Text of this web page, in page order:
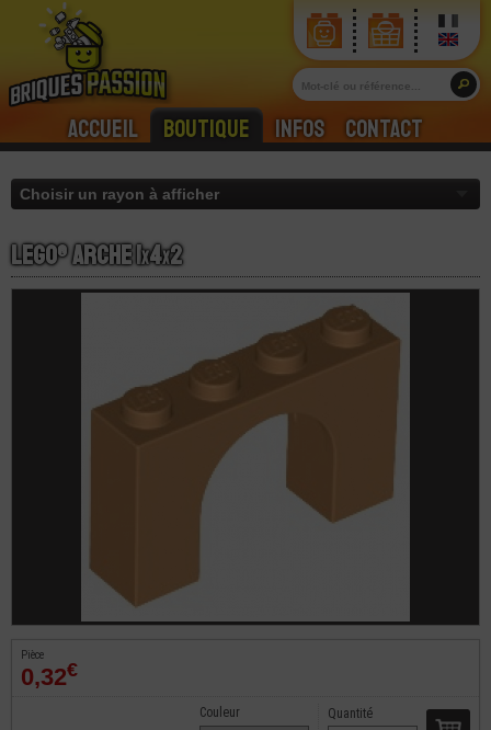
Accueil Boutique Infos Contact
LEGO® Arche 1x4x2
Pièce
0,32€
Quantité
Couleur